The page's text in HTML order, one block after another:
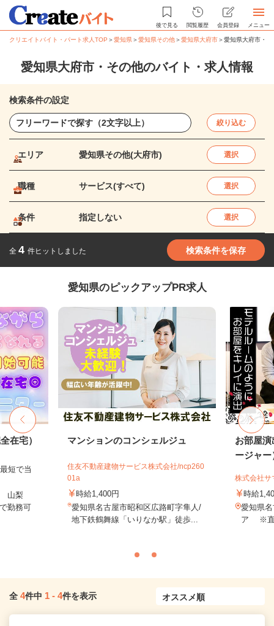
後で見る 閲覧履歴 会員登録 メニュー
クリエイトバイト・パート求人TOP ＞愛知県＞愛知県その他＞愛知県大府市＞愛知県大府市・
愛知県大府市・その他のバイト・求人情報
検索条件の設定
絞り込む
エリア 愛知県その他(大府市) 選択
職種 サービス(すべて) 選択
条件 指定しない 選択
全 4 件ヒットしました 検索条件を保存
愛知県のピックアップPR求人
在宅）
短で当
山梨
勤務可
マンションのコンシェルジュ
住友不動産建物サービス株式会社/ncp260
01a
時給1,400円
愛知県名古屋市昭和区広路町字隼人/
地下鉄鶴舞線「いりなか駅」徒歩...
お部屋
ージャー
株式会社サ
時給
愛知県
ア ※直
全 4件中 1 - 4件を表示